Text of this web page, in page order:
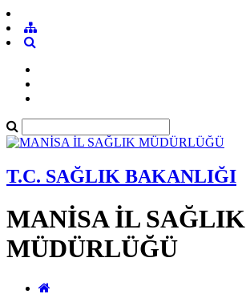
T.C. SAĞLIK BAKANLIĞI
MANİSA İL SAĞLIK
MÜDÜRLÜĞÜ